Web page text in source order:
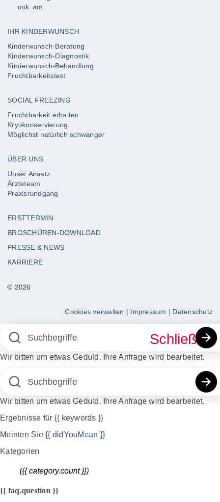
IHR KINDERWUNSCH
Kinderwunsch-Beratung
Kinderwunsch-Diagnostik
Kinderwunsch-Behandlung
Fruchtbarkeitstest
SOCIAL FREEZING
Fruchtbarkeit erhalten
Kryokonservierung
Möglichst natürlich schwanger
ÜBER UNS
Unser Ansatz
Ärzteteam
Praxisrundgang
ERSTTERMIN
BROSCHÜREN-DOWNLOAD
PRESSE & NEWS
KARRIERE
© 2026
Cookies verwalten | Impressum | Datenschutz
Wir bitten um etwas Geduld. Ihre Anfrage wird bearbeitet.
Schließen
Wir bitten um etwas Geduld. Ihre Anfrage wird bearbeitet.
Ergebnisse für {{ keywords }}
Meinten Sie {{ didYouMean }}
Kategorien
({{ category.count }})
{{ faq.question }}